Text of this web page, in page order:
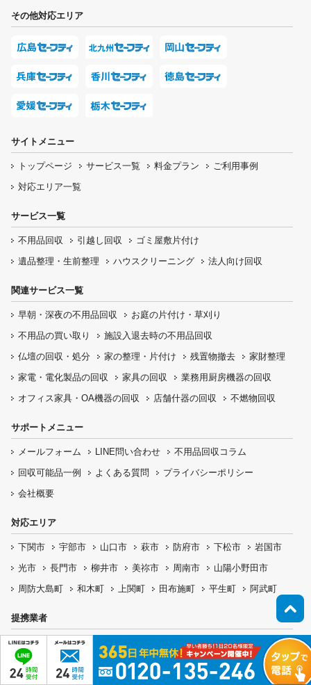
その他対応エリア
サイトメニュー
トップページ サービス一覧 料金プラン
ご利用事例
対応エリア一覧
サービス一覧
不用品回収 引越し回収
ゴミ屋敷片付け
遺品整理・生前整理
ハウスクリーニング 法人向け回収
関連サービス一覧
早朝・深夜の不用品回収 お庭の片付け・ 草刈り
不用品の買い取り 施設入退去時の不用品回収
仏壇の回収・処分 家の整理・片付け 残置物撤去
家財整理
家電・電化製品の回収
家具の回収 業務用厨房機器の回収
オフィス家具 ・OA機器の回収 店舗什器の回収 不燃物回収
サポートメニュー
メールフォーム LINE問い合わせ
不用品回収コラム
回収可能品一例
よくある質問
プライバシーポリシー
会社概要
対応エリア
下関市 宇部市 山口市 萩市 防府市 下松市
岩国市
光市
長門市 柳井市 美祢市 周南市
山陽小野田市
周防大島町
和木町 上関町 田布施町 平生町 阿武町
提携業者
広島・山口ゴミ屋敷片付け
岡山・兵庫・香川・徳島ゴミ屋敷片付け